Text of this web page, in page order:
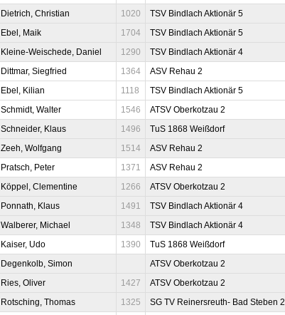
Dietrich, Christian 1020 TSV Bindlach Aktionär 5
Ebel, Maik 1704 TSV Bindlach Aktionär 5
Kleine-Weischede, Daniel 1290 TSV Bindlach Aktionär 4
Dittmar, Siegfried 1364 ASV Rehau 2
Ebel, Kilian 1118 TSV Bindlach Aktionär 5
Schmidt, Walter 1546 ATSV Oberkotzau 2
Schneider, Klaus 1496 TuS 1868 Weißdorf
Zeeh, Wolfgang 1514 ASV Rehau 2
Pratsch, Peter 1371 ASV Rehau 2
Köppel, Clementine 1266 ATSV Oberkotzau 2
Ponnath, Klaus 1491 TSV Bindlach Aktionär 4
Walberer, Michael 1348 TSV Bindlach Aktionär 4
Kaiser, Udo 1390 TuS 1868 Weißdorf
Degenkolb, Simon ATSV Oberkotzau 2
Ries, Oliver 1427 ATSV Oberkotzau 2
Rotsching, Thomas 1325 SG TV Reinersreuth- Bad Steben 2